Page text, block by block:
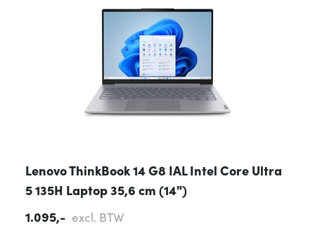
Lenovo ThinkBook 14 G8 IAL Intel Core Ultra
5 135H Laptop 35,6 cm (14")
1.095,- excl. BTW